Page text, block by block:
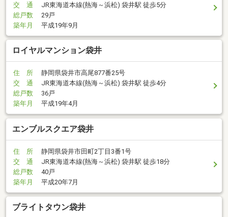
交 通
JR東海道本線(熱海～浜松) 袋井駅 徒歩5分
総戸数
29戸
築年月
平成19年9月
ロイヤルマンション袋井
住 所
静岡県袋井市高尾877番25号
交 通
JR東海道本線(熱海～浜松) 袋井駅 徒歩4分
総戸数
36戸
築年月
平成19年4月
エンブルスクエア袋井
住 所
静岡県袋井市田町2丁目3番1号
交 通
JR東海道本線(熱海～浜松) 袋井駅 徒歩18分
総戸数
40戸
築年月
平成20年7月
ブライトタウン袋井